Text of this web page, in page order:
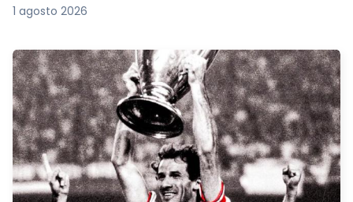
1 agosto 2026